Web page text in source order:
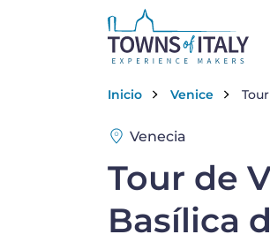
Skip to main content
Inicio Venice
Venecia
Tour de
Basílica